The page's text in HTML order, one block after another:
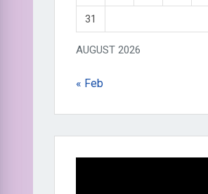
AUGUST 2026
31
« Feb